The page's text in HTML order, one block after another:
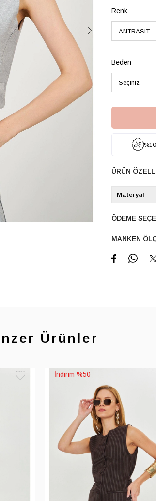
Renk
Beden
ÜRÜN
Materyal
ÖDEME
MANKEN
Ürünler
%50